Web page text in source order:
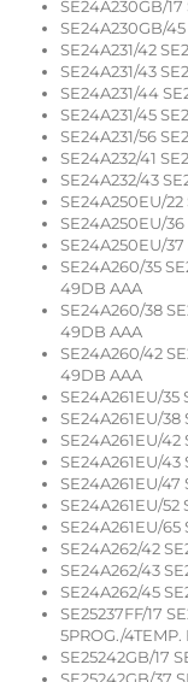
SE24A230GB/
SE24A230GB/
SE24A231/42
SE24A231/43
SE24A231/44
SE24A231/45
SE24A231/56
SE24A232/41
SE24A232/43
SE24A250EU/
SE24A250EU/
SE24A250EU/
SE24A260/35
49DB AAA
SE24A260/38
49DB AAA
SE24A260/42
49DB AAA
SE24A261EU/35
SE24A261EU/38
SE24A261EU/42
SE24A261EU/43
SE24A261EU/47
SE24A261EU/52
SE24A261EU/65
SE24A262/42
SE24A262/43
SE24A262/45
SE25237FF/17
5PROG./
SE25242GB/17